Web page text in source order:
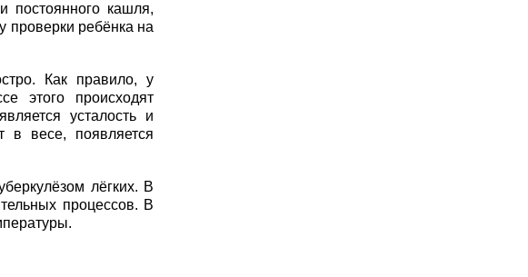
постоянного кашля,
проверки ребёнка на
Как правило, у
этого происходят
усталость и
в весе, появляется
лёгких. В
процессов. В